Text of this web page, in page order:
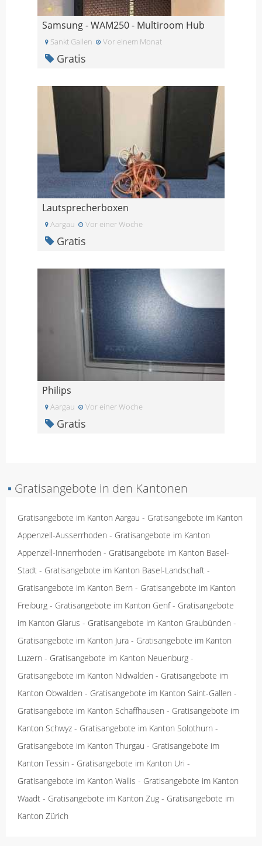
Samsung - WAM250 - Multiroom Hub
Sankt Gallen Vor einem Monat
Gratis
Lautsprecherboxen
Aargau Vor einer Woche
Gratis
Philips
Aargau Vor einer Woche
Gratis
▪ Gratisangebote in den Kantonen
Gratisangebote im Kanton Aargau - Gratisangebote im Kanton
Appenzell-Ausserrhoden - Gratisangebote im Kanton
Appenzell-Innerrhoden - Gratisangebote im Kanton Basel-
Stadt - Gratisangebote im Kanton Basel-Landschaft -
Gratisangebote im Kanton Bern - Gratisangebote im Kanton
Freiburg - Gratisangebote im Kanton Genf- Gratisangebote
im Kanton Glarus - Gratisangebote im Kanton Graubünden -
Gratisangebote im Kanton Jura - Gratisangebote im Kanton
Luzern - Gratisangebote im Kanton Neuenburg -
Gratisangebote im Kanton Nidwalden - Gratisangebote im
Kanton Obwalden - Gratisangebote im Kanton Saint-Gallen -
Gratisangebote im Kanton Schaffhausen - Gratisangebote im
Kanton Schwyz - Gratisangebote im Kanton Solothurn -
Gratisangebote im Kanton Thurgau - Gratisangebote im
Kanton Tessin - Gratisangebote im Kanton Uri -
Gratisangebote im Kanton Wallis - Gratisangebote im Kanton
Waadt - Gratisangebote im Kanton Zug - Gratisangebote im
Kanton Zürich